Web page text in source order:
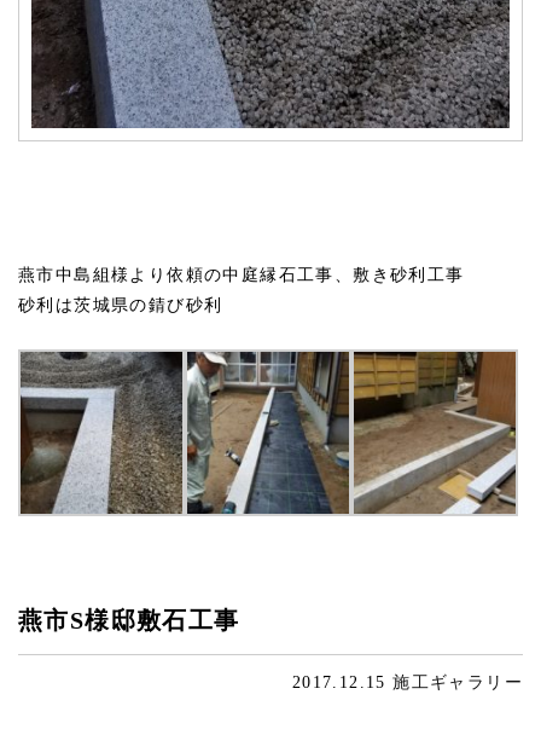
燕市中島組様より依頼の中庭縁石工事、敷き砂利工事
砂利は茨城県の錆び砂利
燕市S様邸敷石工事
2017.12.15施工ギャラリー